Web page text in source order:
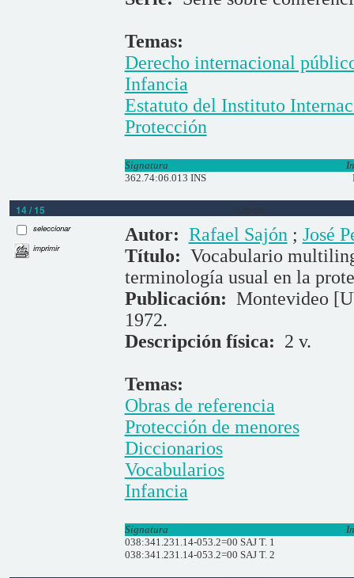
Temas:
Derecho internacional
Infancia
Estatuto del Instituto
Protección
Signatura
362.74:06.013 INS
14 / 15 Libros
seleccionar
imprimir
Autor: Rafael Sajón ; José
Título: Vocabulario
terminología usual en la
Publicación: Montevideo
1972.
Descripción física: 2 v.
Temas:
Obras de referencia
Protección de menores
Diccionarios
Vocabularios
Infancia
Signatura
038:341.231.14-053.2=00 SAJ T. 1
038:341.231.14-053.2=00 SAJ T. 2